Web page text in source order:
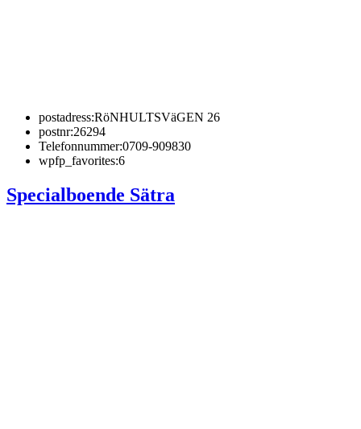
postadress:RöNHULTSVäGEN 26
postnr:26294
Telefonnummer:0709-909830
wpfp_favorites:6
Specialboende Sätra